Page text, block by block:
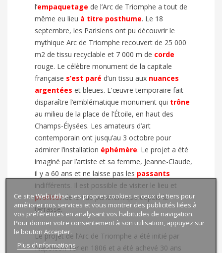
l’empaquetage de l’Arc de Triomphe a tout de
même eu lieu à titre posthume. Le 18
septembre, les Parisiens ont pu découvrir le
mythique Arc de Triomphe recouvert de 25 000
m2 de tissu recyclable et 7 000 m de corde
rouge. Le célèbre monument de la capitale
française s’est paré d’un tissu aux nuances
argentées et bleues. L'œuvre temporaire fait
disparaître l’emblématique monument qui trône
au milieu de la place de l’Étoile, en haut des
Champs-Élysées. Les amateurs d’art
contemporain ont jusqu’au 3 octobre pour
admirer l’installation éphémère. Le projet a été
imaginé par l’artiste et sa femme, Jeanne-Claude,
il y a 60 ans et ne laisse pas les passants
indifférents. Il est possible de visiter le lieu et
profiterde la vue panoramique depuis la
terrasse.
Le projet de l’Arc de Triomphe a été initié par
Napoléon 1er en 1806 et a été achevé 30 ans
Ce site Web utilise ses propres cookies et ceux de tiers pour
améliorer nos services et vous montrer des publicités liées à
vos préférences en analysant vos habitudes de navigation.
Pour donner votre consentement à son utilisation, appuyez sur
le bouton Accepter.
Plus d'informations